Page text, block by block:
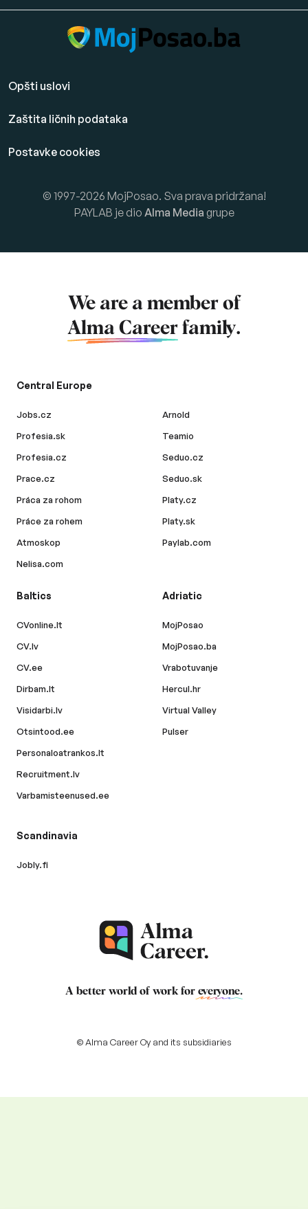
Opšti uslovi
Zaštita ličnih podataka
Postavke cookies
© 1997-2026 MojPosao. Sva prava pridržana!
PAYLAB je dio Alma Media grupe
We are a member of
Alma Career family.
Central Europe
Jobs.cz
Profesia.sk
Profesia.cz
Prace.cz
Práca za rohom
Práce za rohem
Atmoskop
Nelisa.com
Arnold
Teamio
Seduo.cz
Seduo.sk
Platy.cz
Platy.sk
Paylab.com
Baltics
CVonline.lt
CV.lv
CV.ee
Dirbam.lt
Visidarbi.lv
Otsintood.ee
Personaloatrankos.lt
Recruitment.lv
Varbamisteenused.ee
Adriatic
MojPosao
MojPosao.ba
Vrabotuvanje
Hercul.hr
Virtual Valley
Pulser
Scandinavia
Jobly.fi
A better world of work for everyone.
© Alma Career Oy and its subsidiaries